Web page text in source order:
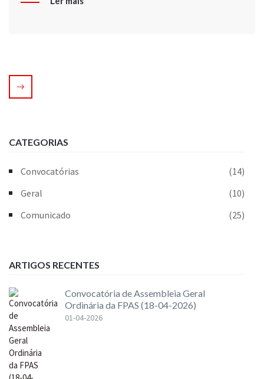
CATEGORIAS
Convocatórias
(14)
Geral
(10)
Comunicado
(25)
ARTIGOS RECENTES
Convocatória de Assembleia Geral
Ordinária da FPAS (18-04-2026)
01-04-2026